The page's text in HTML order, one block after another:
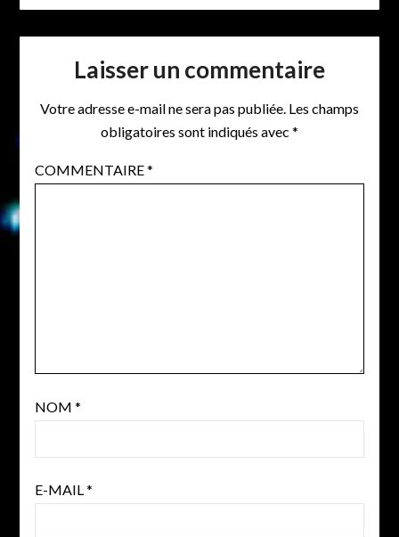
Laisser un commentaire
Votre adresse e-mail ne sera pas publiée. Les champs
obligatoires sont indiqués avec *
COMMENTAIRE*
NOM *
E-MAIL*